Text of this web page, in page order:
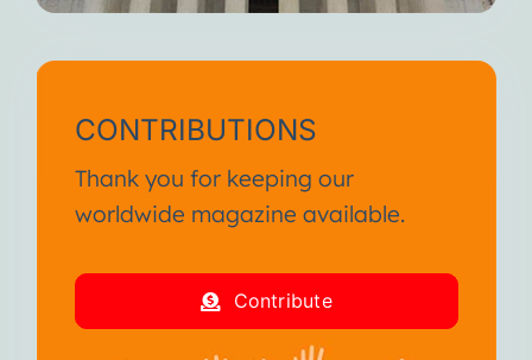
CONTRIBUTIONS
Thank you for keeping our
worldwide magazine available.
Contribute